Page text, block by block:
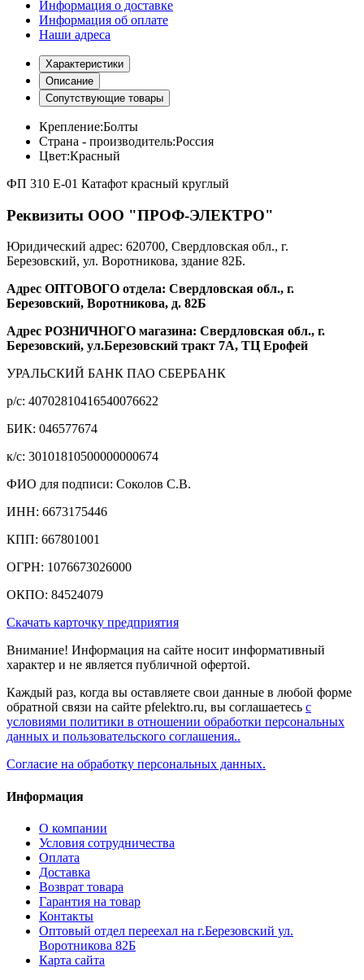
Информация о доставке
Информация об оплате
Наши адреса
Характеристики
Описание
Сопутствующие товары
Крепление:Болты
Страна - производитель:Россия
Цвет:Красный
ФП 310 Е-01 Катафот красный круглый
Реквизиты ООО "ПРОФ-ЭЛЕКТРО"
Юридический адрес: 620700, Свердловская обл., г.
Березовский, ул. Воротникова, здание 82Б.
Адрес ОПТОВОГО отдела: Свердловская обл., г.
Березовский, Воротникова, д. 82Б
Адрес РОЗНИЧНОГО магазина: Свердловская обл., г.
Березовский, ул.Березовский тракт 7А, ТЦ Ерофей
УРАЛЬСКИЙ БАНК ПАО СБЕРБАНК
р/c: 40702810416540076622
БИК: 046577674
к/c: 30101810500000000674
ФИО для подписи: Соколов С.В.
ИНН: 6673175446
КПП: 667801001
ОГРН: 1076673026000
ОКПО: 84524079
Скачать карточку предприятия
Внимание! Информация на сайте носит информативный
характер и не является публичной офертой.
Каждый раз, когда вы оставляете свои данные в любой форме
обратной связи на сайте pfelektro.ru, вы соглашаетесь с
условиями политики в отношении обработки персональных
данных и пользовательского соглашения..
Согласие на обработку персональных данных.
Информация
О компании
Условия сотрудничества
Оплата
Доставка
Возврат товара
Гарантия на товар
Контакты
Оптовый отдел переехал на г.Березовский ул.
Воротникова 82Б
Карта сайта